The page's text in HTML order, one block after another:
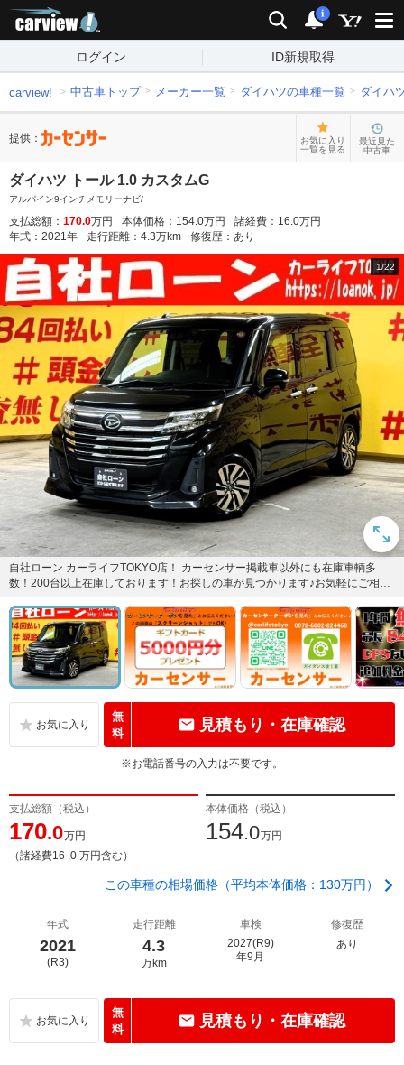
検索 通知
i
ログイン ID新規取得
carview! 中古車トップ メーカー一覧 ダイハツの車種一覧 ダイハ
提供：
お気に入り
一覧を見る
最近見た
中古車
ダイハツ トール 1.0 カスタムG
アルパイン9インチメモリーナビ/
支払総額： 170.0万円 本体価格： 154.0万円 諸経費： 16.0万円
年式： 2021年 走行距離： 4.3万km 修復歴： あり
1/22
自社ローン カーライフTOKYO店！ カーセンサー掲載車以外にも在庫車輌多
数！200台以上在庫しております！お探しの車が見つかります♪お気軽にご相談
無
料
見積もり・在庫確認
※お電話番号の入力は不要です。
支払総額（税込）
170.0万円
（諸経費16 .0 万円含む）
本体価格（税込）
154.0万円
この車種の相場価格（平均本体価格：130万円）
年式
2021
(R3)
走行距離
4.3
万km
車検
2027(R9)
年9月
修復歴
あり
無
料
見積もり・在庫確認